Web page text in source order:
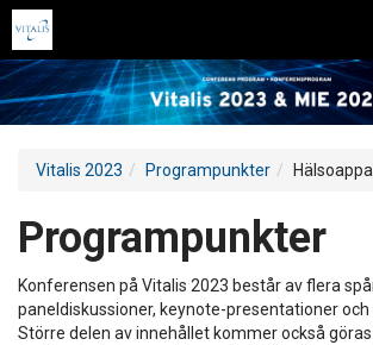
Vitalis 2023 Programpunkter
Programpunkter
Konferensen på Vitalis 2023 består av flera
paneldiskussioner, keynote-presentationer och
Större delen av innehållet kommer också